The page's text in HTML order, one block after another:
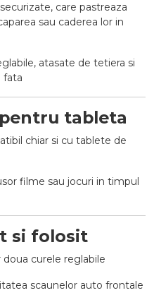
care pastreaza
sau caderea lor in
atasate de tetiera si
fata
tableta
chiar si cu tablete de
filme sau jocuri in timpul
si folosit
curele reglabile
scaunelor auto frontale